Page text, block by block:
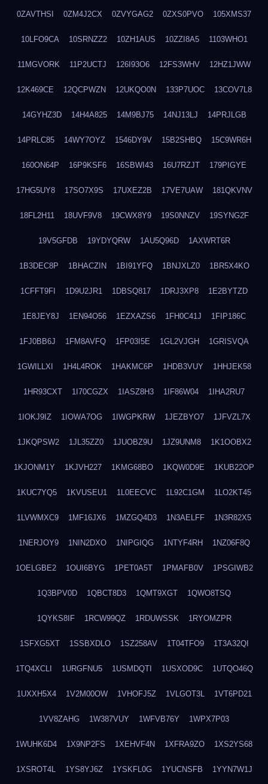
0ZAVTHSI 0ZM4J2CX 0ZVYGAG2 0ZXS0PVO 105XMS37
10LFO9CA 10SRNZZ2 10ZH1AUS 10ZZI8A5 1103WHO1
11MGVORK 11P2UCTJ 126I93O6 12FS3WHV 12HZ1JWW
12K469CE 12QCPWZN 12UKQO0N 133P7UOC 13COV7L8
14GYHZ3D 14H4A825 14M9BJ75 14NJ13LJ 14PRJLGB
14PRLC85 14WY7OYZ 1546DY9V 15B2SHBQ 15C9WR6H
160ON64P 16P9KSF6 16SBWI43 16U7RZJT 179PIGYE
17HG5UY8 17SO7X9S 17UXEZ2B 17VE7UAW 181QKVNV
18FL2H11 18UVF9V8 19CWX8Y9 19S0NNZV 19SYNG2F
19V5GFDB 19YDYQRW 1AU5Q96D 1AXWRT6R
1B3DEC8P 1BHACZIN 1BI91YFQ 1BNJXLZ0 1BR5X4KO
1CFFT9FI 1D9U2JR1 1DBSQ817 1DRJ3XP8 1E2BYTZD
1E8JEY8J 1EN94O56 1EZXAZS6 1FH0C41J 1FIP186C
1FJ0BB6J 1FM8AVFQ 1FP03I5E 1GL2VJGH 1GRISVQA
1GWILLXI 1H4L4ROK 1HAKMC6P 1HDB3VUY 1HHJEK58
1HR93CXT 1I70CGZX 1IASZ8H3 1IF86W04 1IHA2RU7
1IOKJ9IZ 1IOWA7OG 1IWGPKRW 1JEZBYO7 1JFVZL7X
1JKQPSW2 1JL35ZZ0 1JUOBZ9U 1JZ9UNM8 1K1OOBX2
1KJONM1Y 1KJVH227 1KMG68BO 1KQW0D9E 1KUB22OP
1KUC7YQ5 1KVUSEU1 1L0EECVC 1L92C1GM 1LO2KT45
1LVWMXC9 1MF16JX6 1MZGQ4D3 1N3AELFF 1N3R82X5
1NERJOY9 1NIN2DXO 1NIPGIQG 1NTYF4RH 1NZ06F8Q
1OELGBE2 1OUI6BYG 1PET0A5T 1PMAFB0V 1PSGIWB2
1Q3BPV0D 1QBCT8D3 1QMT9XGT 1QWO8TSQ
1QYKS8IF 1RCW99QZ 1RDUWSSK 1RYOMZPR
1SFXG5XT 1SSBXDLO 1SZ258AV 1T04TFO9 1T3A32QI
1TQ4XCLI 1URGFNU5 1USMDQTI 1USXOD9C 1UTQO46Q
1UXXH5X4 1V2M00OW 1VHOFJ5Z 1VLGOT3L 1VT6PD21
1VV8ZAHG 1W387VUY 1WFVB76Y 1WPX7P03
1WUHK6D4 1X9NP2FS 1XEHVF4N 1XFRA9ZO 1XS2YS68
1XSROT4L 1YS8YJ6Z 1YSKFL0G 1YUCNSFB 1YYN7W1J